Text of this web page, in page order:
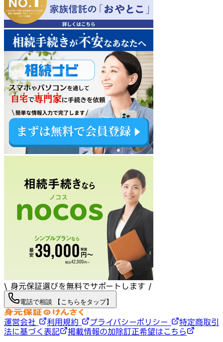
\ 身元保証選びを無料でサポートします /
電話で相談 【こちらをタップ】
運営会社 利用規約 プライバシーポリシー
特定商取引
法に基づく表記
掲載情報の加除訂正希望はこちら